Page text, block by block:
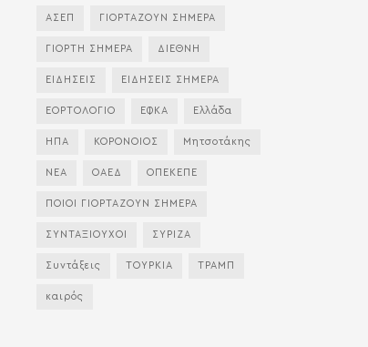
ΑΣΕΠ ΓΙΟΡΤΑΖΟΥΝ ΣΗΜΕΡΑ
ΓΙΟΡΤΗ ΣΗΜΕΡΑ ΔΙΕΘΝΗ
ΕΙΔΗΣΕΙΣ ΕΙΔΗΣΕΙΣ ΣΗΜΕΡΑ
ΕΟΡΤΟΛΟΓΙΟ ΕΦΚΑ Ελλάδα
ΗΠΑ ΚΟΡΟΝΟΙΟΣ Μητσοτάκης
ΝΕΑ ΟΑΕΔ ΟΠΕΚΕΠΕ
ΠΟΙΟΙ ΓΙΟΡΤΑΖΟΥΝ ΣΗΜΕΡΑ
ΣΥΝΤΑΞΙΟΥΧΟΙ ΣΥΡΙΖΑ
Συντάξεις ΤΟΥΡΚΙΑ ΤΡΑΜΠ
καιρός